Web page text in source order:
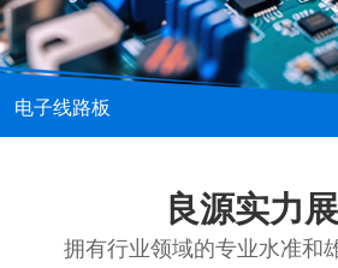
电子线路板
良源实力
拥有行业领域的专业水准和